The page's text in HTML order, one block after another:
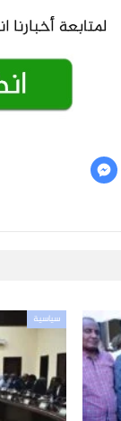
سياسية